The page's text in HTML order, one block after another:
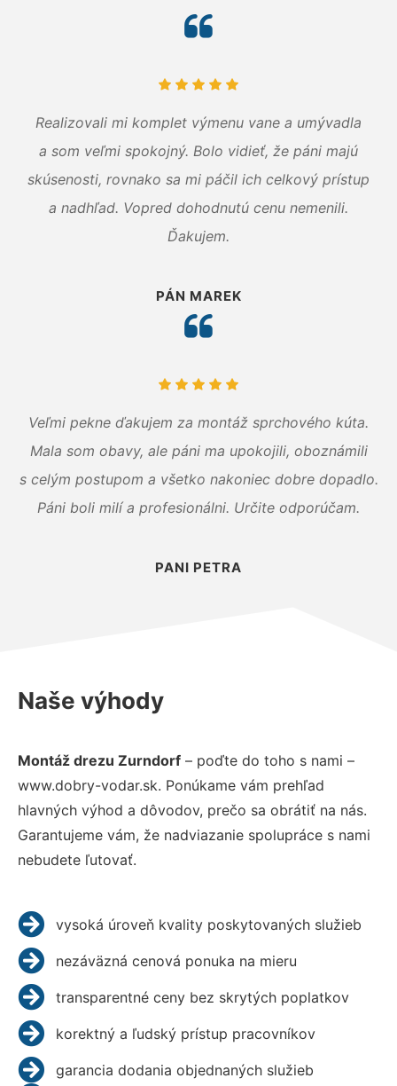
Realizovali mi komplet výmenu vane a umývadla
a som veľmi spokojný. Bolo vidieť, že páni majú
skúsenosti, rovnako sa mi páčil ich celkový prístup
a nadhľad. Vopred dohodnutú cenu nemenili.
Ďakujem.
PÁN MAREK
Veľmi pekne ďakujem za montáž sprchového kúta.
Mala som obavy, ale páni ma upokojili, oboznámili
s celým postupom a všetko nakoniec dobre dopadlo.
Páni boli milí a profesionálni. Určite odporúčam.
PANI PETRA
Naše výhody
Montáž drezu Zurndorf – poďte do toho s nami –
www.dobry-vodar.sk. Ponúkame vám prehľad
hlavných výhod a dôvodov, prečo sa obrátiť na nás.
Garantujeme vám, že nadviazanie spolupráce s nami
nebudete ľutovať.
vysoká úroveň kvality poskytovaných služieb
nezáväzná cenová ponuka na mieru
transparentné ceny bez skrytých poplatkov
korektný a ľudský prístup pracovníkov
garancia dodania objednaných služieb